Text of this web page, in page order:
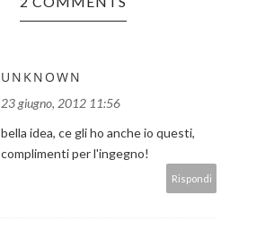
UNKNOWN
23 giugno, 2012 11:56
bella idea, ce gli ho anche io questi,
complimenti per l'ingegno!
Rispondi